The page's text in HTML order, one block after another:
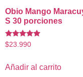
Obio Mango
S 30 porciones
Valorado
con
de 5
$23.990
Añadir al carrito